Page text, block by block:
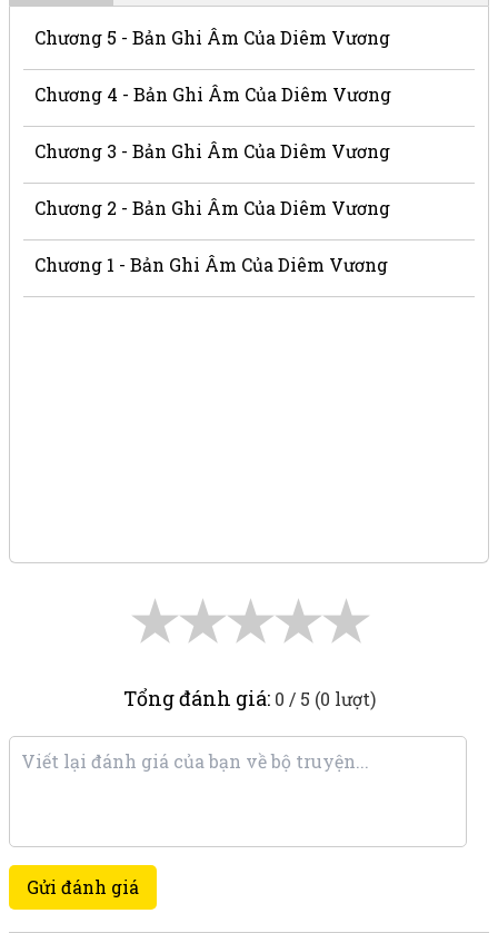
Chương 5 - Bản Ghi Âm Của Diêm Vương
Chương 4 - Bản Ghi Âm Của Diêm Vương
Chương 3 - Bản Ghi Âm Của Diêm Vương
Chương 2 - Bản Ghi Âm Của Diêm Vương
Chương 1 - Bản Ghi Âm Của Diêm Vương
★
★
★
★
★
Tổng đánh giá: 0 / 5 (0 lượt)
Gửi đánh giá